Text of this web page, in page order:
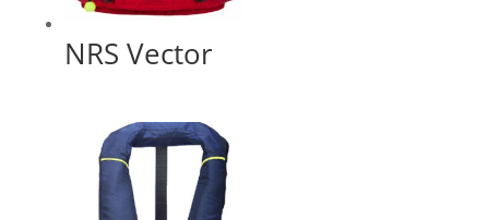
NRS Vector